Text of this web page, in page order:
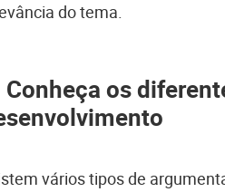
do tema.
Conheça os
vários tipos de